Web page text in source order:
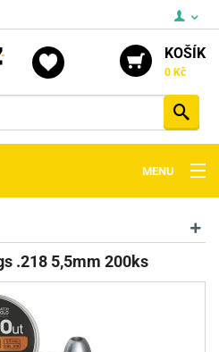
KOŠÍK
0 Kč
MENU
.218 5,5mm 200ks